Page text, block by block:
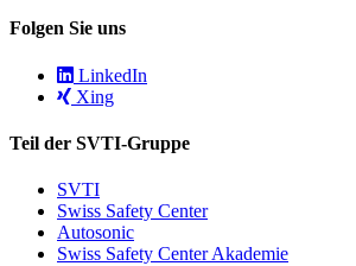
Folgen Sie uns
LinkedIn
Xing
Teil der SVTI-Gruppe
SVTI
Swiss Safety Center
Autosonic
Swiss Safety Center Akademie